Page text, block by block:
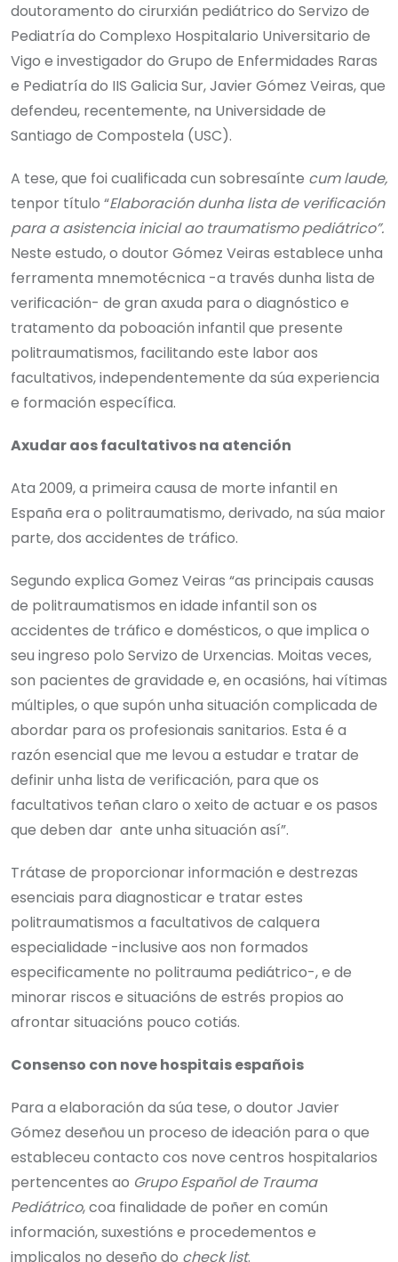
doutoramento do cirurxián pediátrico do Servizo de
Pediatría do Complexo Hospitalario Universitario de
Vigo e investigador do Grupo de Enfermidades Raras
e Pediatría do IIS Galicia Sur, Javier Gómez Veiras, que
defendeu, recentemente, na Universidade de
Santiago de Compostela (USC).
A tese, que foi cualificada cun sobresaínte cum laude,
tenpor título “Elaboración dunha lista de verificación
para a asistencia inicial ao traumatismo pediátrico”.
Neste estudo, o doutor Gómez Veiras establece unha
ferramenta mnemotécnica -a través dunha lista de
verificación- de gran axuda para o diagnóstico e
tratamento da poboación infantil que presente
politraumatismos, facilitando este labor aos
facultativos, independentemente da súa experiencia
e formación específica.
Axudar aos facultativos na atención
Ata 2009, a primeira causa de morte infantil en
España era o politraumatismo, derivado, na súa maior
parte, dos accidentes de tráfico.
Segundo explica Gomez Veiras “as principais causas
de politraumatismos en idade infantil son os
accidentes de tráfico e domésticos, o que implica o
seu ingreso polo Servizo de Urxencias. Moitas veces,
son pacientes de gravidade e, en ocasións, hai vítimas
múltiples, o que supón unha situación complicada de
abordar para os profesionais sanitarios. Esta é a
razón esencial que me levou a estudar e tratar de
definir unha lista de verificación, para que os
facultativos teñan claro o xeito de actuar e os pasos
que deben dar ante unha situación así”.
Trátase de proporcionar información e destrezas
esenciais para diagnosticar e tratar estes
politraumatismos a facultativos de calquera
especialidade -inclusive aos non formados
especificamente no politrauma pediátrico-, e de
minorar riscos e situacións de estrés propios ao
afrontar situacións pouco cotiás.
Consenso con nove hospitais españois
Para a elaboración da súa tese, o doutor Javier
Gómez deseñou un proceso de ideación para o que
estableceu contacto cos nove centros hospitalarios
pertencentes ao Grupo Español de Trauma
Pediátrico, coa finalidade de poñer en común
información, suxestións e procedementos e
implicalos no deseño do check list.